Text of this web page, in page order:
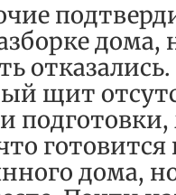
дома,
отказались.
щит
готовится
дома,